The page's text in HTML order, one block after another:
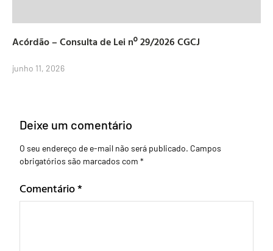
Acórdão – Consulta de Lei nº 29/2026 CGCJ
junho 11, 2026
Deixe um comentário
O seu endereço de e-mail não será publicado. Campos
obrigatórios são marcados com *
Comentário*